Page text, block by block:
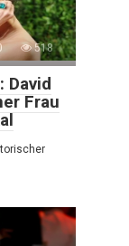
518
David
Frau